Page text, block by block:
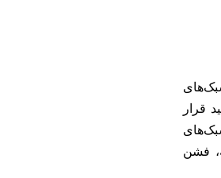
قرار
فشن